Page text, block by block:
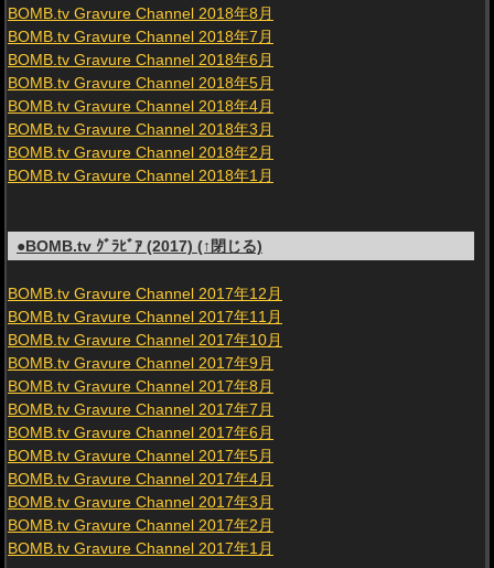
BOMB.tv Gravure Channel 2018年8月
BOMB.tv Gravure Channel 2018年7月
BOMB.tv Gravure Channel 2018年6月
BOMB.tv Gravure Channel 2018年5月
BOMB.tv Gravure Channel 2018年4月
BOMB.tv Gravure Channel 2018年3月
BOMB.tv Gravure Channel 2018年2月
BOMB.tv Gravure Channel 2018年1月
●BOMB.tv ｸﾞﾗﾋﾞｱ (2017) (↑閉じる)
BOMB.tv Gravure Channel 2017年12月
BOMB.tv Gravure Channel 2017年11月
BOMB.tv Gravure Channel 2017年10月
BOMB.tv Gravure Channel 2017年9月
BOMB.tv Gravure Channel 2017年8月
BOMB.tv Gravure Channel 2017年7月
BOMB.tv Gravure Channel 2017年6月
BOMB.tv Gravure Channel 2017年5月
BOMB.tv Gravure Channel 2017年4月
BOMB.tv Gravure Channel 2017年3月
BOMB.tv Gravure Channel 2017年2月
BOMB.tv Gravure Channel 2017年1月